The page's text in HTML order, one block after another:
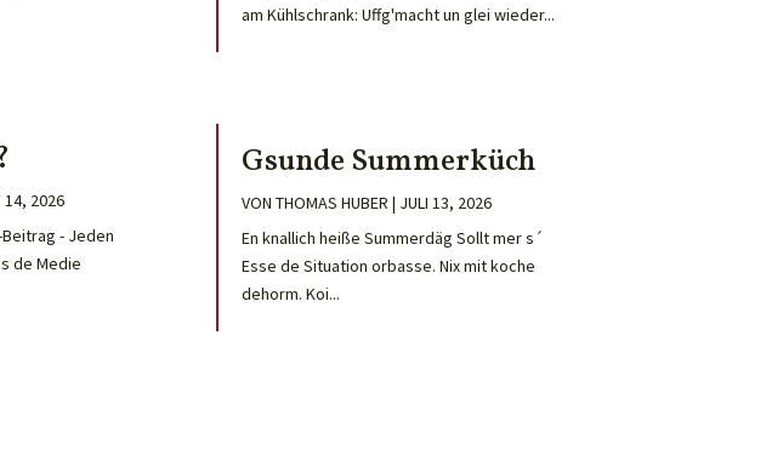
14, 2026
- Jeden
de Medie
am Kühlschrank: Uffg'macht un glei wieder...
Gsunde Summerküch
VON THOMAS HUBER | JULI 13, 2026
En knallich heiße Summerdäg Sollt mer s´
Esse de Situation orbasse. Nix mit koche
dehorm. Koi...